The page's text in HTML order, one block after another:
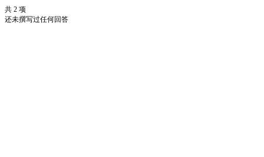
共 2 项
还未撰写过任何回答